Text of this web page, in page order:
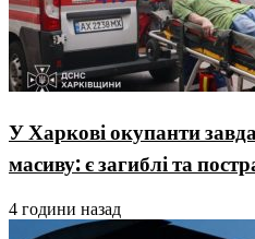
У Харкові окупанти
масиву: є загиблі та
4 години назад